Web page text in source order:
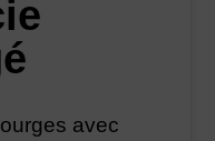
avec